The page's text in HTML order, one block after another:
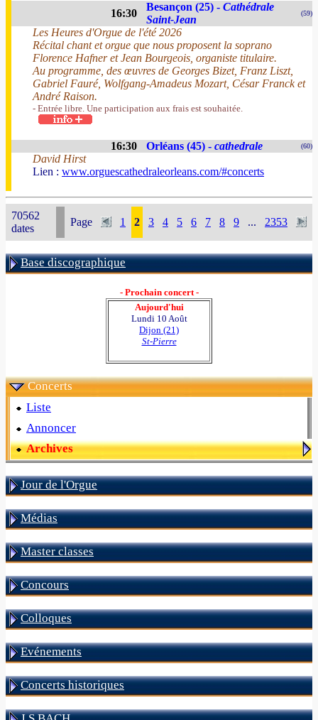
16:30
Besançon (25) - Cathédrale
Saint-Jean
(59)
Les Heures d'Orgue de l'été 2026
Récital chant et orgue que nous proposent la soprano
Florence Hafner et Jean Bourgeois, organiste titulaire.
Au programme, des œuvres de Georges Bizet, Franz Liszt,
Gabriel Fauré, Wolfgang-Amadeus Mozart, César Franck et
André Raison.
- Entrée libre. Une participation aux frais est souhaitée.
16:30 Orléans (45) - cathedrale (60)
David Hirst
Lien : www.orguescathedraleorleans.com/#concerts
70562
dates
Page 1 2 3 4 5 6 7 8 9 ... 2353
Base discographique
- Prochain concert -
Aujourd'hui
Lundi 10 Août
Dijon (21)
St-Pierre
Concerts
Liste
Annoncer
Archives
Jour de l'Orgue
Médias
Master classes
Concours
Colloques
Evénements
Concerts historiques